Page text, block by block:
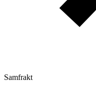
Samfrakt